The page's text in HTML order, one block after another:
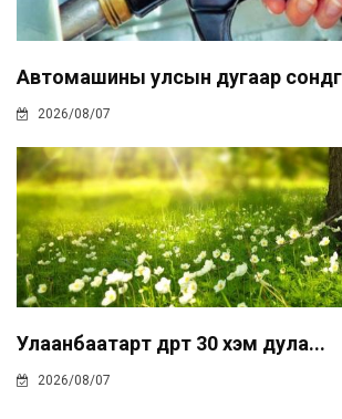
Автомашины улсын дугаар
2026/08/07
Улаанбаатарт өдөртөө 30 хэм дула...
2026/08/07